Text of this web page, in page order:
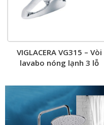
VIGLACERA VG315 – Vòi
lavabo nóng lạnh 3 lỗ